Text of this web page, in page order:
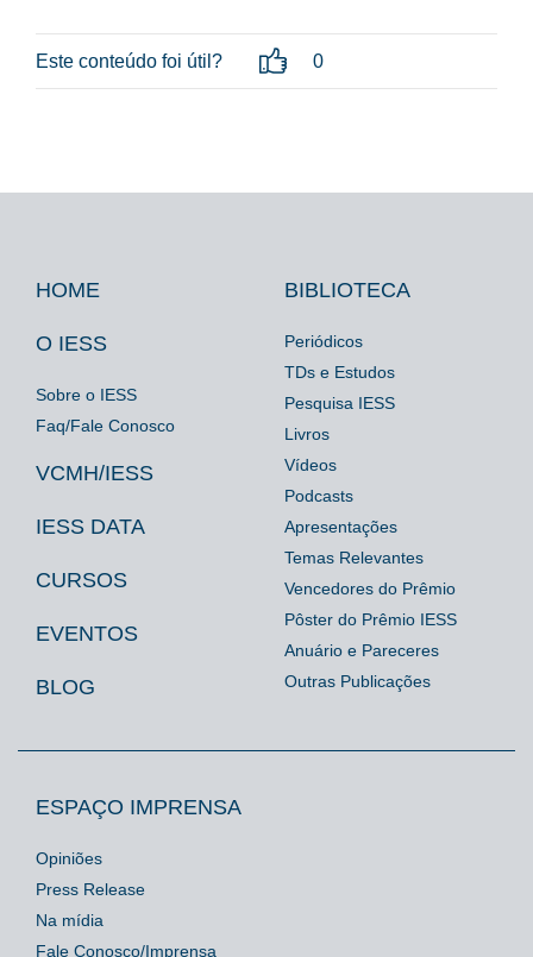
Este conteúdo foi útil? 0
Footer
IESS
HOME
O IESS
Sobre o IESS
Faq/Fale Conosco
VCMH/IESS
IESS DATA
CURSOS
EVENTOS
BLOG
Footer
Biblioteca
BIBLIOTECA
Periódicos
TDs e Estudos
Pesquisa IESS
Livros
Vídeos
Podcasts
Apresentações
Temas Relevantes
Vencedores do Prêmio
Pôster do Prêmio IESS
Anuário e Pareceres
Outras Publicações
Footer
Espaço
Imprensa
ESPAÇO IMPRENSA
Opiniões
Press Release
Na mídia
Fale Conosco/Imprensa